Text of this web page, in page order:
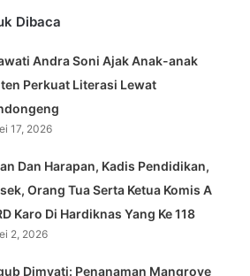
Dibaca
Andra Soni Ajak Anak-anak
Perkuat Literasi Lewat
17, 2026
Dan Harapan, Kadis Pendidikan,
Orang Tua Serta Ketua Komis A
Karo Di Hardiknas Yang Ke 118
2, 2026
Dimyati: Penanaman Mangrove